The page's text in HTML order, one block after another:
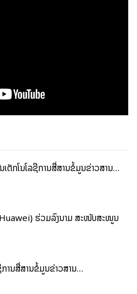
ຕັກໂນໂລຊີການສື່ສານຂໍ້ມູນຂ່າວສານ…
ຮ່ວມລົງນາມ ສະໜັບສະໜູນ
ການສື່ສານຂໍ້ມູນຂ່າວສານ…